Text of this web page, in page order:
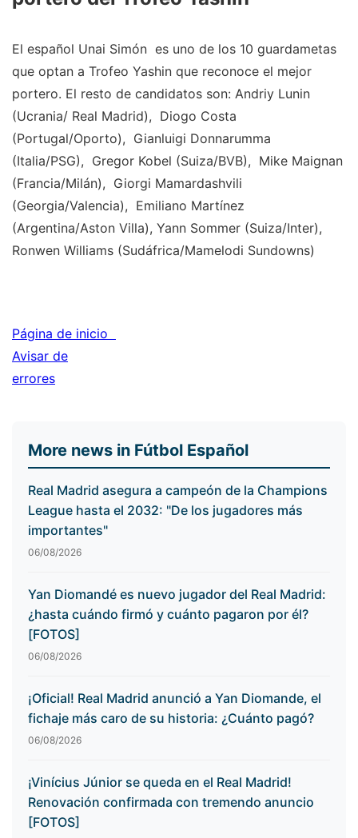
El español Unai Simón es uno de los 10 guardametas
que optan a Trofeo Yashin que reconoce el mejor
portero. El resto de candidatos son: Andriy Lunin
(Ucrania/ Real Madrid), Diogo Costa
(Portugal/Oporto), Gianluigi Donnarumma
(Italia/PSG), Gregor Kobel (Suiza/BVB), Mike Maignan
(Francia/Milán), Giorgi Mamardashvili
(Georgia/Valencia), Emiliano Martínez
(Argentina/Aston Villa), Yann Sommer (Suiza/Inter),
Ronwen Williams (Sudáfrica/Mamelodi Sundowns)
Página de inicio
Avisar de
errores
More news in Fútbol Español
Real Madrid asegura a campeón de la Champions
League hasta el 2032: "De los jugadores más
importantes"
06/08/2026
Yan Diomandé es nuevo jugador del Real Madrid:
¿hasta cuándo firmó y cuánto pagaron por él?
[FOTOS]
06/08/2026
¡Oficial! Real Madrid anunció a Yan Diomande, el
fichaje más caro de su historia: ¿Cuánto pagó?
06/08/2026
¡Vinícius Júnior se queda en el Real Madrid!
Renovación confirmada con tremendo anuncio
[FOTOS]